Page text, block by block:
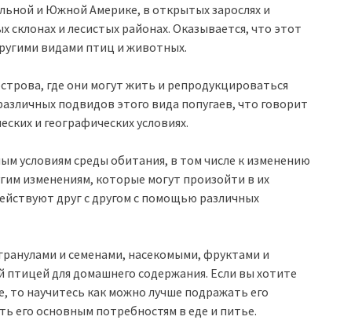
и Южной Америке, в открытых зарослях и
и лесистых районах. Оказывается, что этот
видами птиц и животных.
где они могут жить и репродукцироваться
подвидов этого вида попугаев, что говорит
и географических условиях.
условиям среды обитания, в том числе к изменению
изменениям, которые могут произойти в их
друг с другом с помощью различных
и семенами, насекомыми, фруктами и
птицей для домашнего содержания. Если вы хотите
то научитесь как можно лучше подражать его
его основным потребностям в еде и питье.